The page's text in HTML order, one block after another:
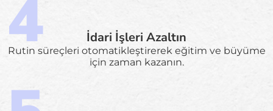
İdari İşleri Azaltın
Rutin süreçleri otomatikleştirerek eğitim ve büyüme
için zaman kazanın.